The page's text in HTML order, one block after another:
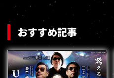
おすすめ記事